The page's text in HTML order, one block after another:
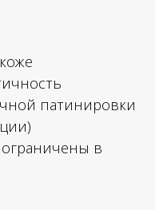
патинировки
в